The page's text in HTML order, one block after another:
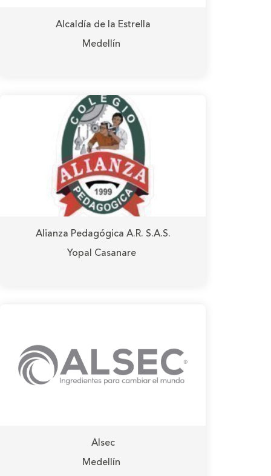
Alcaldía de la Estrella
Medellín
Alianza Pedagógica A.R. S.A.S.
Yopal Casanare
Alsec
Medellín